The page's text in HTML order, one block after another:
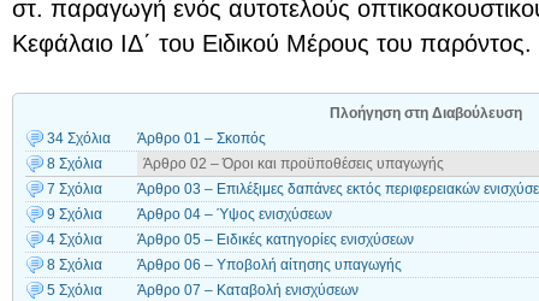
στ. παραγωγή ενός αυτοτελούς
Κεφάλαιο ΙΔ΄ του Ειδικού Μέρους του παρόντος.
Πλοήγηση στη Διαβούλευση
34 Σχόλια
Άρθρο 01 – Σκοπός
8 Σχόλια
Άρθρο 02 – Όροι και προϋποθέσεις υπαγωγής
7 Σχόλια
Άρθρο 03 – Επιλέξιμες δαπάνες εκτός περιφερειακών
9 Σχόλια
Άρθρο 04 – Ύψος ενισχύσεων
4 Σχόλια
Άρθρο 05 – Ειδικές κατηγορίες ενισχύσεων
8 Σχόλια
Άρθρο 06 – Υποβολή αίτησης υπαγωγής
5 Σχόλια
Άρθρο 07 – Καταβολή ενισχύσεων